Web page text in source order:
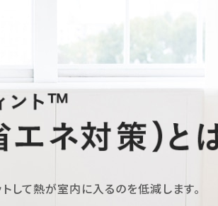
して熱が室内に⼊るのを低減します。